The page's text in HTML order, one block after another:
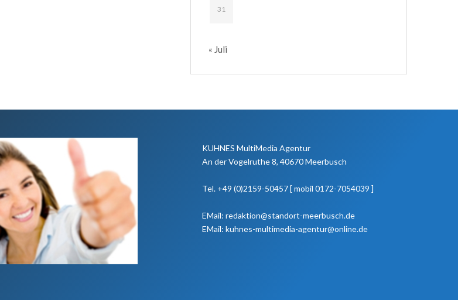
31
« Juli
KUHNES MultiMedia Agentur
An der Vogelruthe 8, 40670 Meerbusch
Tel. +49 (0)2159-50457 [ mobil 0172-7054039 ]
EMail: redaktion@standort-meerbusch.de
EMail: kuhnes-multimedia-agentur@online.de